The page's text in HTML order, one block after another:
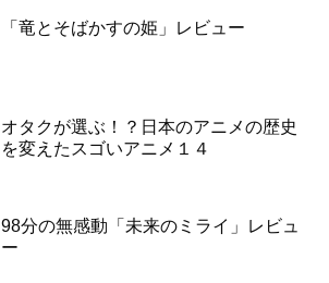
「竜とそばかすの姫」レビュー
オタクが選ぶ！？日本のアニメの歴史
を変えたスゴいアニメ１４
98分の無感動「未来のミライ」レビュ
ー